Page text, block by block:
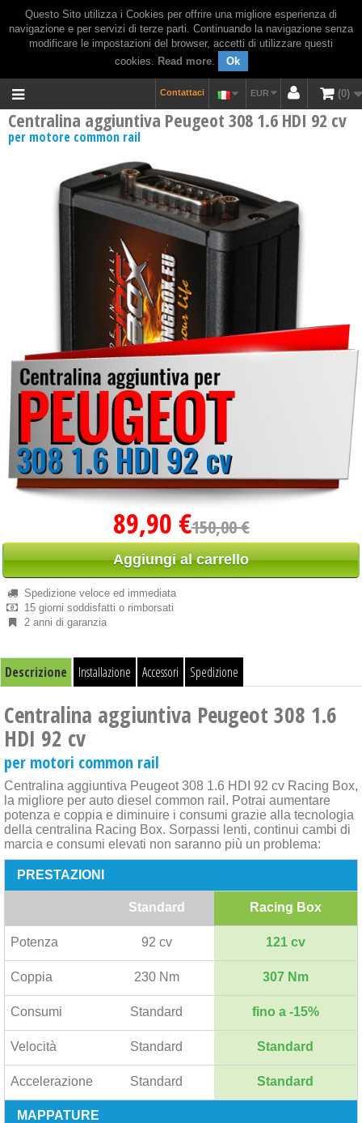
Questo Sito utilizza i Cookies per offrire una migliore esperienza di
navigazione e per servizi di terze parti. Continuando la navigazione senza
modificare le impostazioni del browser, accetti di utilizzare questi
cookies. Read more. Ok
0
EUR
Contattaci
Centralina aggiuntiva Peugeot 308 1.6 HDI 92 cv
per motore common rail
89,90 €150,00 €
Aggiungi al carrello
Spedizione veloce ed immediata
15 giorni soddisfatti o rimborsati
2 anni di garanzia
Descrizione Installazione Accessori Spedizione
Centralina aggiuntiva Peugeot 308 1.6
HDI 92 cv
per motori common rail
Centralina aggiuntiva Peugeot 308 1.6 HDI 92 cv Racing Box,
la migliore per auto diesel common rail. Potrai aumentare
potenza e coppia e diminuire i consumi grazie alla tecnologia
della centralina Racing Box. Sorpassi lenti, continui cambi di
marcia e consumi elevati non saranno più un problema:
PRESTAZIONI
Standard Racing Box
Potenza 92 cv 121 cv
Coppia 230 Nm 307 Nm
Consumi Standard fino a -15%
Velocità Standard Standard
Accelerazione Standard Standard
MAPPATURE